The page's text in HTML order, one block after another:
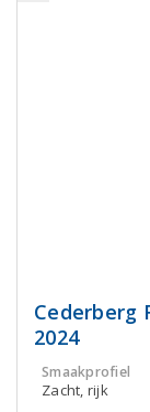
Cederberg
2024
Smaakprofiel
Zacht, rijk